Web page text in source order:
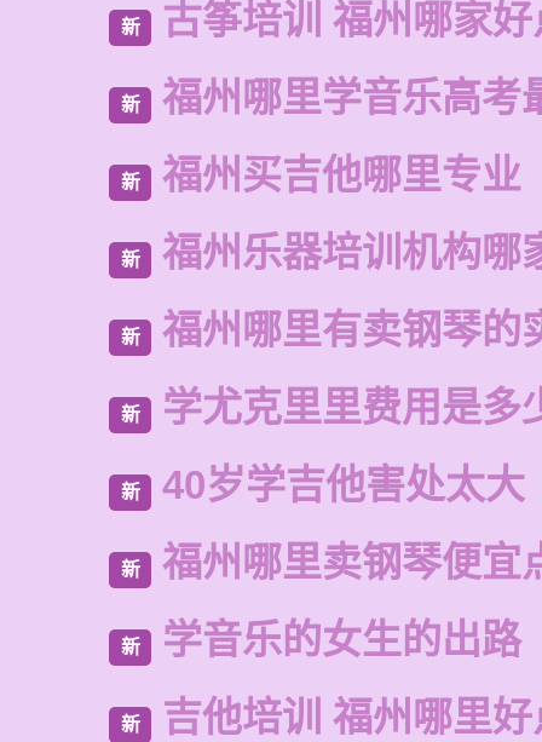
新 古筝培训 福州哪家好
新 福州哪里学音乐高考
新 福州买吉他哪里专业
新 福州乐器培训机构哪
新 福州哪里有卖钢琴的
新 学尤克里里费用是多
新 40岁学吉他害处太大
新 福州哪里卖钢琴便宜
新 学音乐的女生的出路
新 吉他培训 福州哪里好